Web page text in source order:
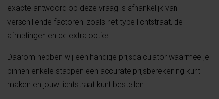
exacte antwoord op deze vraag is afhankelijk van
verschillende factoren, zoals het type lichtstraat, de
afmetingen en de extra opties.
Daarom hebben wij een handige prijscalculator waarmee je
binnen enkele stappen een accurate prijsberekening kunt
maken en jouw lichtstraat kunt bestellen.